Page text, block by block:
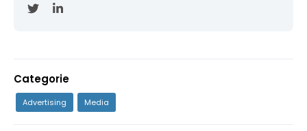
Categorie
Advertising Media